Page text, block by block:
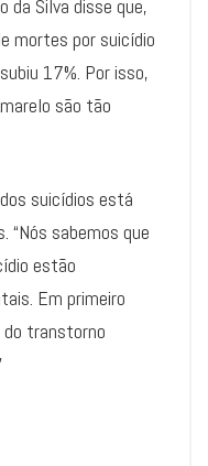
da Silva disse que,
mortes por suicídio
17%. Por isso,
são tão
suicídios está
“Nós sabemos que
estão
Em primeiro
do transtorno